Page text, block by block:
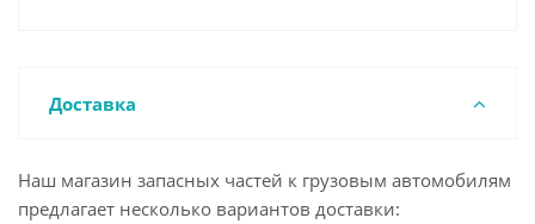
Доставка
Наш магазин запасных частей к грузовым автомобилям
предлагает несколько вариантов доставки: